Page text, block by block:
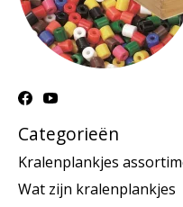
Categorieën
Kralenplankjes
Wat zijn kralenplankjes